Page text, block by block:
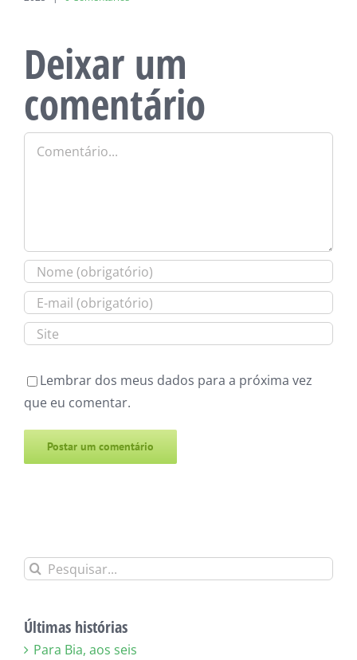
Deixar um
comentário
Comentário
Lembrar dos meus dados para a próxima vez
que eu comentar.
Buscar
Últimas histórias
Para Bia, aos seis